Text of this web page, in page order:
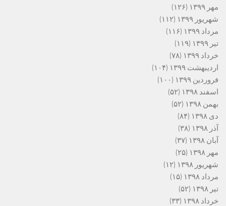
مهر ۱۳۹۹
(۱۲۶)
شهریور ۱۳۹۹
(۱۱۲)
مرداد ۱۳۹۹
(۱۱۶)
تیر ۱۳۹۹
(۱۱۹)
خرداد ۱۳۹۹
(۷۸)
اردیبهشت ۱۳۹۹
(۱۰۴)
فروردین ۱۳۹۹
(۱۰۰)
اسفند ۱۳۹۸
(۵۲)
بهمن ۱۳۹۸
(۵۲)
دی ۱۳۹۸
(۸۴)
آذر ۱۳۹۸
(۳۸)
آبان ۱۳۹۸
(۳۷)
مهر ۱۳۹۸
(۲۵)
شهریور ۱۳۹۸
(۱۲)
مرداد ۱۳۹۸
(۱۵)
تیر ۱۳۹۸
(۵۲)
خرداد ۱۳۹۸
(۳۳)